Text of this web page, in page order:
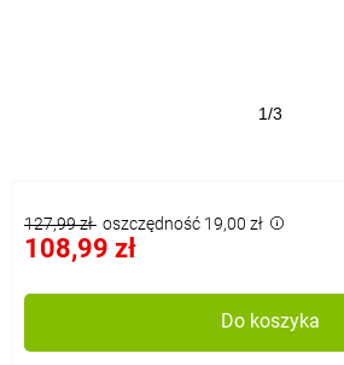
1/3
127,99 zł oszczędność 19,00 zł
108,99 zł
Do koszyka